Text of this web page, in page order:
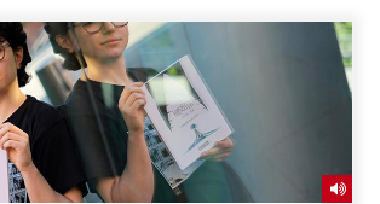
“Hiztegi bat” Gorka Urbizuk idatzitako letren
hiztegia
2026/07/23
Bakaikuko barnetegitik gazteek egindako saio
berezia